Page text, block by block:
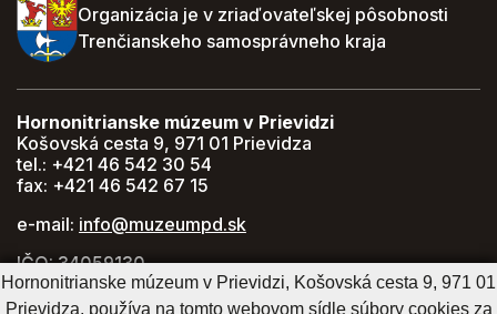
Organizácia je v zriaďovateľskej pôsobnosti
Trenčianskeho samosprávneho kraja
Hornonitrianske múzeum v Prievidzi
Košovská cesta 9, 971 01 Prievidza
tel.: +421 46 542 30 54
fax: +421 46 542 67 15
e-mail: info@muzeumpd.sk
IČO: 34059130
DIČ: 2021447274
Hornonitrianske múzeum v Prievidzi, Košovská cesta 9, 971 01
Prievidza, používa na tomto webovom sídle súbory cookies za